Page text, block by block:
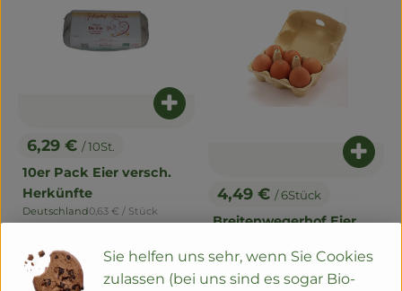
Naturwaren
Getränke
So geht's
Über uns
, Preis:
6,29 € / 10St.
10er Pack Eier versch.
Herkünfte
, Herkunft:
Deutschland, Referenzpreis:
0,63 € / Stück
Produkt zum Warenkorb
, Preis:
4,49 € / 6Stück
Breitenwegerhof Eier
, Referenzpreis:
0,75 € / Stück
Sie helfen uns sehr, wenn Sie Cookies
zulassen (bei uns sind es sogar Bio-